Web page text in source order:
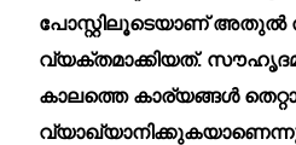
പോസ്റ്റിലൂടെയാണ് അതുൽ
വ്യക്തമാക്കിയത്.
കാലത്തെ കാര്യങ്ങൾ